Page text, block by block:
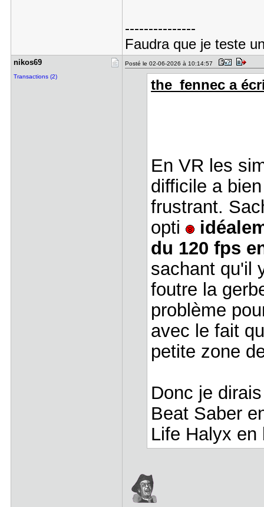
---------------
Faudra que je teste
nikos69
Transactions (2)
Posté le 02-06-2026 à 10:14:57
the_fennec a
En VR les
difficile a
frustrant.
opti
du 120 fps
sachant qu'il
foutre la
problème
avec le fait
petite zone
Donc je
Beat Saber
Life Halyx